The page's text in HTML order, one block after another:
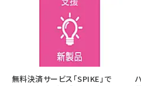
無料決済サービス「SPIKE」で